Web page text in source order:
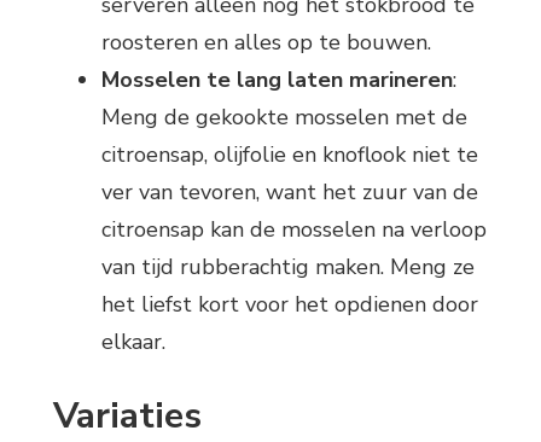
roosteren en alles op te bouwen.
Mosselen te lang laten marineren:
Meng de gekookte mosselen met de
citroensap, olijfolie en knoflook niet te
ver van tevoren, want het zuur van de
citroensap kan de mosselen na verloop
van tijd rubberachtig maken. Meng ze
het liefst kort voor het opdienen door
elkaar.
Variaties